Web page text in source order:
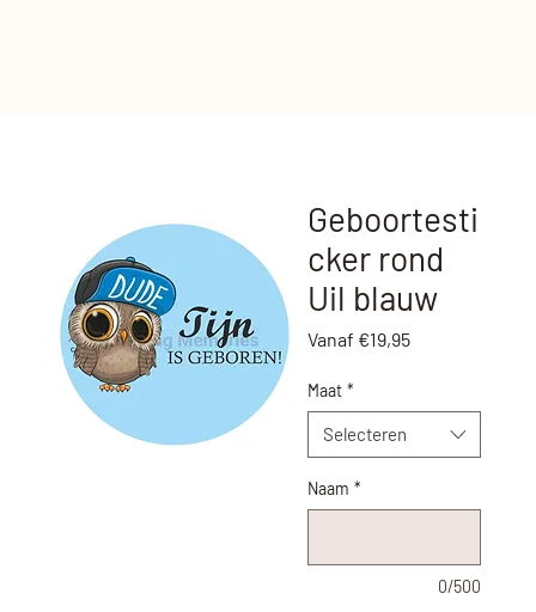
Geboortesti
cker rond
Uil blauw
Vanaf €19,95Verkoopprijs
Maat *
Selecteren
Naam *
0/500